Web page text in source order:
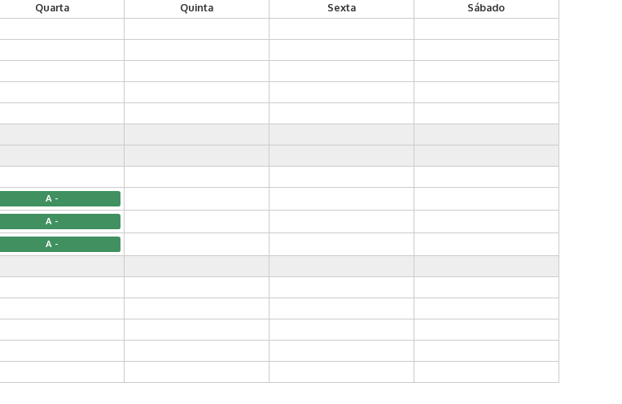
Quarta Quinta Sexta
Sábado
A -
A -
A -